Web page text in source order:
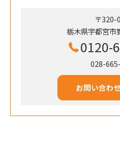
〒320-
栃木県宇都宮市
0120-
028-
お問い合わ